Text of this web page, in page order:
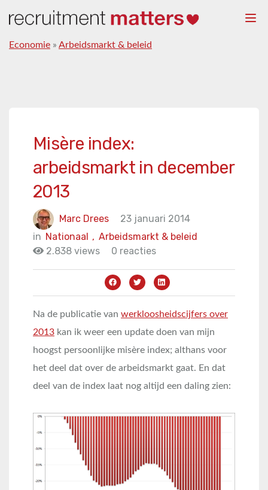
Economie » Arbeidsmarkt & beleid
Misère index:
arbeidsmarkt in december
2013
Marc Drees
23 januari 2014
in
Arbeidsmarkt & beleid
Nationaal ,
2.838 views
0 reacties
Na de publicatie van werkloosheidscijfers over
2013 kan ik weer een update doen van mijn
hoogst persoonlijke misère index; althans voor
het deel dat over de arbeidsmarkt gaat. En dat
deel van de index laat nog altijd een daling zien: